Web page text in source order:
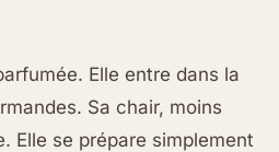
Elle entre dans la
Sa chair, moins
Elle se prépare simplement